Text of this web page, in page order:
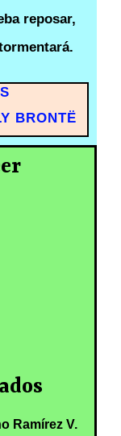
reposar,
BRONTË
Ramírez V.